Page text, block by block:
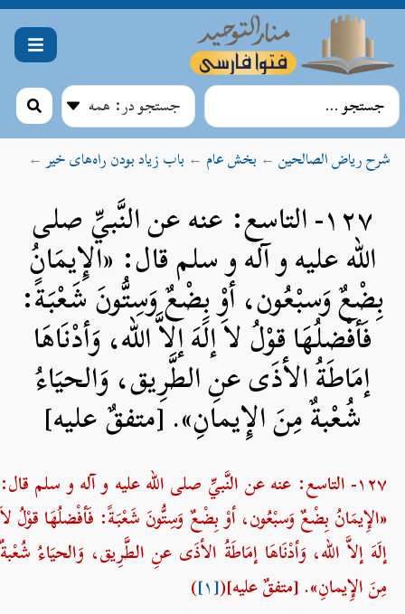
شرح ریاض الصالحین← بخش عام← باب زیاد بودن راه‌های خیر←
۱۲۷- التاسع: عنه عن النَّبيِّ صلی
الله علیه و آله و سلم قال: «الإِيمَانُ
بِضْعٌ وَسبْعُون، أوْ بِضْعٌ وَسِتُّونَ شَعْبَةً:
فَأفْضلُهَا قوْلُ لاَ إلَهَ إلاَّ الله، وَأدْنَاهَا
إمَاطَةُ الأذَى عنِ الطَّرِيق، وَالحيَاءُ
شُعْبةٌ مِنَ الإِيمانِ». [متفقٌ عليه]
۱۲۷- التاسع: عنه عن النَّبيِّ صلی الله علیه و آله و سلم قال:
«الإِيمَانُ بِضْعٌ وَسبْعُون، أوْ بِضْعٌ وَسِتُّونَ شَعْبَةً: فَأفْضلُهَا قوْلُ لاَ
إلَهَ إلاَّ الله، وَأدْنَاهَا إمَاطَةُ الأذَى عنِ الطَّرِيق، وَالحيَاءُ شُعْبةٌ
مِنَ الإِيمانِ». [متفقٌ عليه]([۱] )